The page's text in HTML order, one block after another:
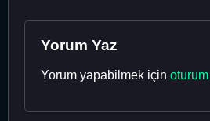
Yorum Yaz
Yorum yapabilmek için oturum